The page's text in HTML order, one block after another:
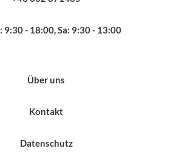
9:30 - 18:00, Sa: 9:30 - 13:00
Über uns
Kontakt
Datenschutz